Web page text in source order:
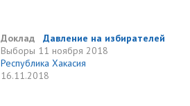
Доклад
Давление на избирателей
Выборы 11 ноября 2018
Республика Хакасия
16.11.2018